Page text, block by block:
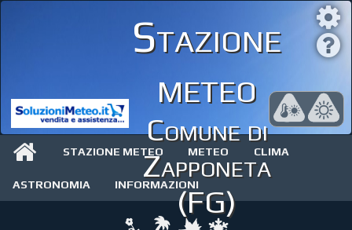
Stazione
meteo
Comune di
Zapponeta
(FG)
STAZIONE METEO METEO CLIMA
ASTRONOMIA INFORMAZIONI